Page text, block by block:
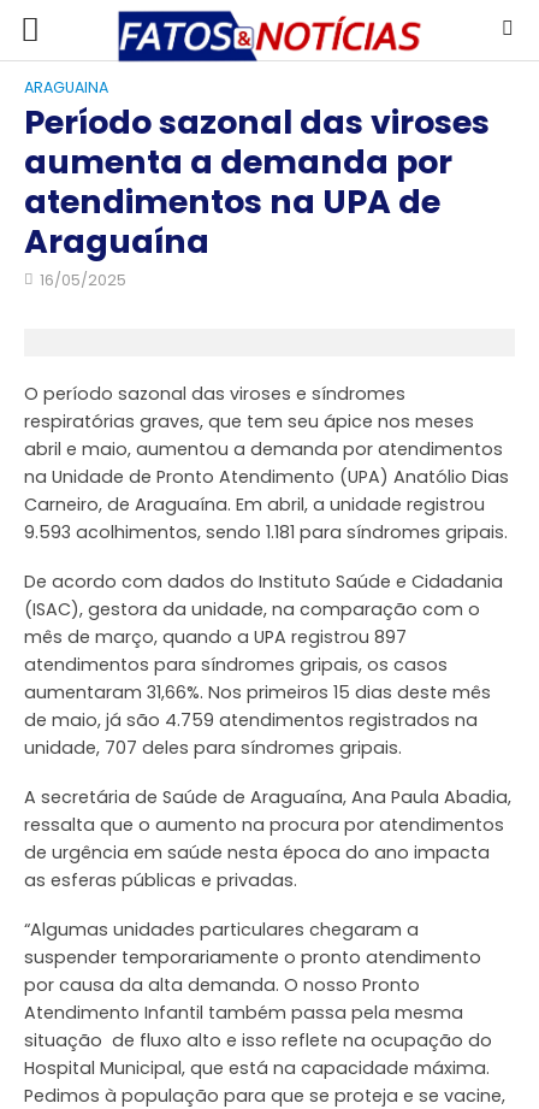
ARAGUAINA
Período sazonal das viroses
aumenta a demanda por
atendimentos na UPA de
Araguaína
16/05/2025
O período sazonal das viroses e síndromes
respiratórias graves, que tem seu ápice nos meses
abril e maio, aumentou a demanda por atendimentos
na Unidade de Pronto Atendimento (UPA) Anatólio Dias
Carneiro, de Araguaína. Em abril, a unidade registrou
9.593 acolhimentos, sendo 1.181 para síndromes gripais.
De acordo com dados do Instituto Saúde e Cidadania
(ISAC), gestora da unidade, na comparação com o
mês de março, quando a UPA registrou 897
atendimentos para síndromes gripais, os casos
aumentaram 31,66%. Nos primeiros 15 dias deste mês
de maio, já são 4.759 atendimentos registrados na
unidade, 707 deles para síndromes gripais.
A secretária de Saúde de Araguaína, Ana Paula Abadia,
ressalta que o aumento na procura por atendimentos
de urgência em saúde nesta época do ano impacta
as esferas públicas e privadas.
“Algumas unidades particulares chegaram a
suspender temporariamente o pronto atendimento
por causa da alta demanda. O nosso Pronto
Atendimento Infantil também passa pela mesma
situação de fluxo alto e isso reflete na ocupação do
Hospital Municipal, que está na capacidade máxima.
Pedimos à população para que se proteja e se vacine,